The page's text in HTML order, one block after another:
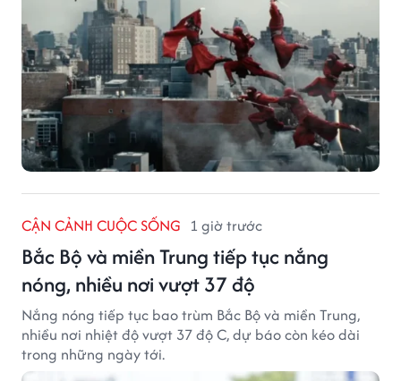
CẬN CẢNH CUỘC SỐNG 1 giờ trước
Bắc Bộ và miền Trung tiếp tục nắng
nóng, nhiều nơi vượt 37 độ
Nắng nóng tiếp tục bao trùm Bắc Bộ và miền Trung,
nhiều nơi nhiệt độ vượt 37 độ C, dự báo còn kéo dài
trong những ngày tới.